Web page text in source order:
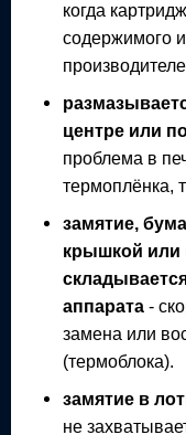
когда
содержимого
центре или
проблема в
термоплёнка,
замятие,
крышкой или
аппарата -
замена или
(термоблока).
замятие в
не